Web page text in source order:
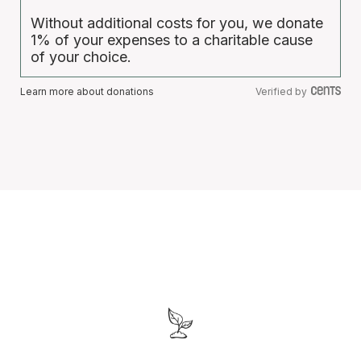
Without additional costs for you, we donate
1% of your expenses to a charitable cause
of your choice.
Learn more about donations Verified by